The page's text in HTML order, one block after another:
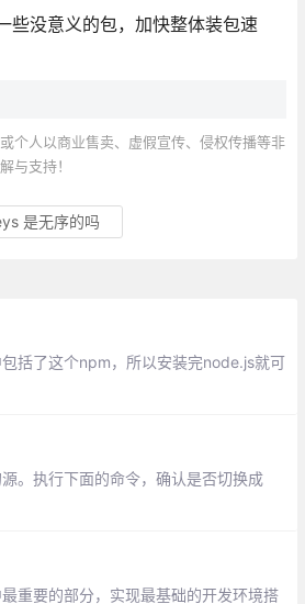
些没意义的包，加快整体装包速
个人以商业售卖、虚假宣传、侵权传播等非
与支持！
是无序的吗
括了这个npm，所以安装完node.js就可
。执行下面的命令，确认是否切换成
重要的部分，实现最基础的开发环境搭